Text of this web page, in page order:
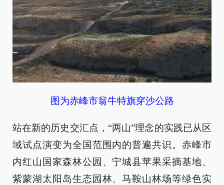
图为赤峰市翁牛特旗穿沙公路
站在新的历史交汇点，“两山”理念的实践已从区
域试点演变为全国范围内的普遍共识。赤峰市
内红山国家森林公园、宁城县苹果采摘基地、
紫蒙湖太阳岛生态园林、马鞍山林场等绿色实